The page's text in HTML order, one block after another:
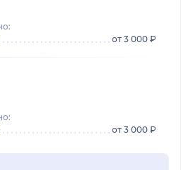
от 3 000 ₽
от 3 000 ₽